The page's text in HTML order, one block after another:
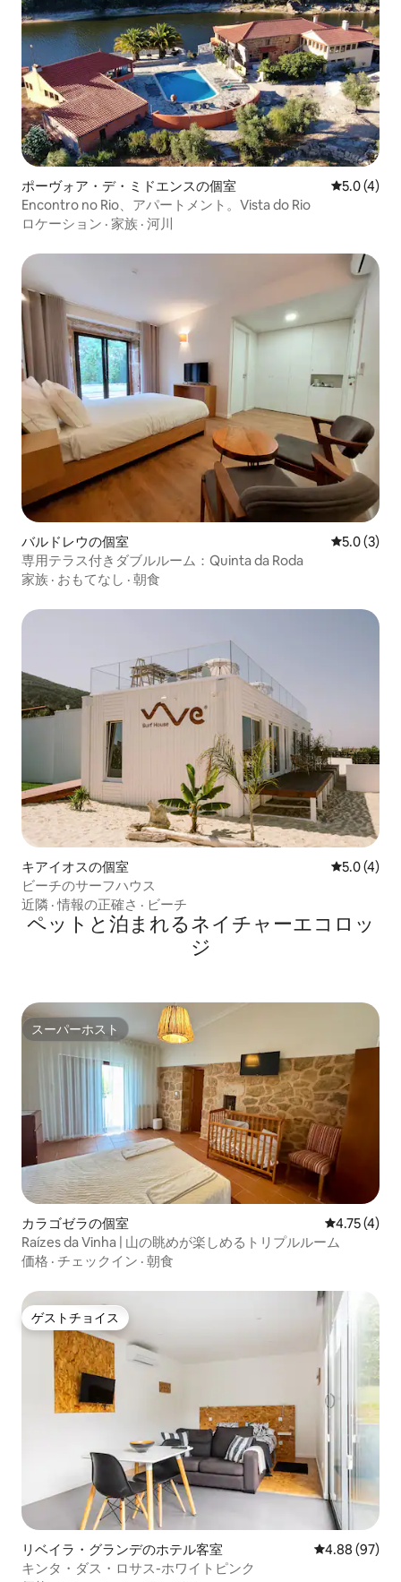
ポーヴォア・デ・ミドエンスの個室 レビュー4
5.0 (4)
Encontro no Rio、アパートメント。Vista do Rio
ロケーション · 家族 · 河川
バルドレウの個室 レビュー3
5.0 (3)
専用テラス付きダブルルーム：Quinta da Roda
家族 · おもてなし · 朝食
キアイオスの個室 レビュー4
5.0 (4)
ビーチのサーフハウス
近隣 ·情報の正確さ · ビーチ
ペットと泊まれるネイチャーエコロッ
ジ
スーパーホスト
スーパーホスト
カラゴゼラの個室 レビュー4
4.75 (4)
Raízes da Vinha | 山の眺めが楽しめるトリプルルーム
価格 · チェックイン · 朝食
ゲストチョイス
ゲストチョイス
リベイラ・グランデのホテル客室 レビュー97
4.88 (97)
キンタ・ダス・ロサス-ホワイトピンク